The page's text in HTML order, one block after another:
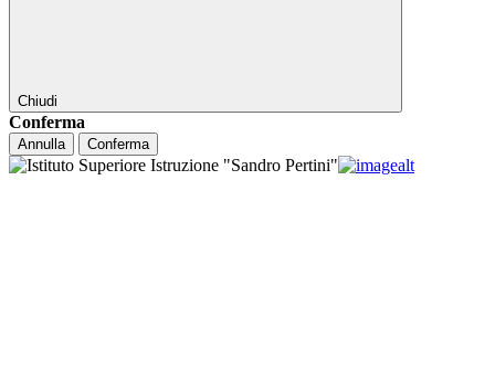
Chiudi
Conferma
Annulla Conferma